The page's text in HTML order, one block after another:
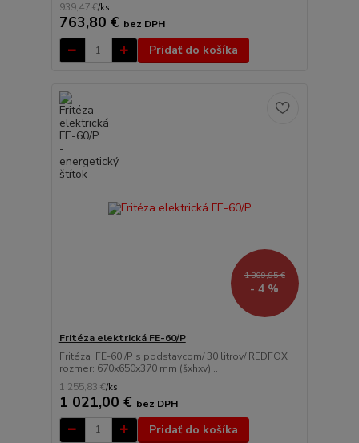
939,47 €/ks
763,80 € bez DPH
Pridať do košíka
1 309,95 €
- 4 %
Fritéza elektrická FE-60/P
Fritéza FE-60 /P s podstavcom/ 30 litrov/ REDFOX
rozmer: 670x650x370 mm (šxhxv)...
1 255,83 €/ks
1 021,00 € bez DPH
Pridať do košíka